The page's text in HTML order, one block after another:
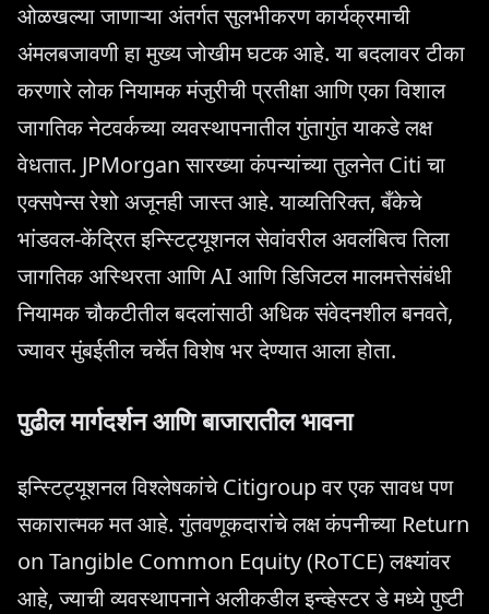
ओळखल्या जाणाऱ्या अंतर्गत सुलभीकरण कार्यक्रमाची
अंमलबजावणी हा मुख्य जोखीम घटक आहे. या बदलावर टीका
करणारे लोक नियामक मंजुरीची प्रतीक्षा आणि एका विशाल
जागतिक नेटवर्कच्या व्यवस्थापनातील गुंतागुंत याकडे लक्ष
वेधतात. JPMorgan सारख्या कंपन्यांच्या तुलनेत Citi चा
एक्सपेन्स रेशो अजूनही जास्त आहे. याव्यतिरिक्त, बँकेचे
भांडवल-केंद्रित इन्स्टिट्यूशनल सेवांवरील अवलंबित्व तिला
जागतिक अस्थिरता आणि AI आणि डिजिटल मालमत्तेसंबंधी
नियामक चौकटीतील बदलांसाठी अधिक संवेदनशील बनवते,
ज्यावर मुंबईतील चर्चेत विशेष भर देण्यात आला होता.
पुढील मार्गदर्शन आणि बाजारातील भावना
इन्स्टिट्यूशनल विश्लेषकांचे Citigroup वर एक सावध पण
सकारात्मक मत आहे. गुंतवणूकदारांचे लक्ष कंपनीच्या Return
on Tangible Common Equity (RoTCE) लक्ष्यांवर
आहे, ज्याची व्यवस्थापनाने अलीकडील इन्व्हेस्टर डे मध्ये पुष्टी